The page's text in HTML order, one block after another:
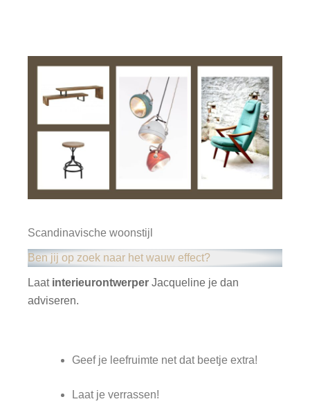
Scandinavische woonstijl
Ben jij op zoek naar het wauw effect?
Laat interieurontwerper Jacqueline je dan
adviseren.
Geef je leefruimte net dat beetje extra!
Laat je verrassen!